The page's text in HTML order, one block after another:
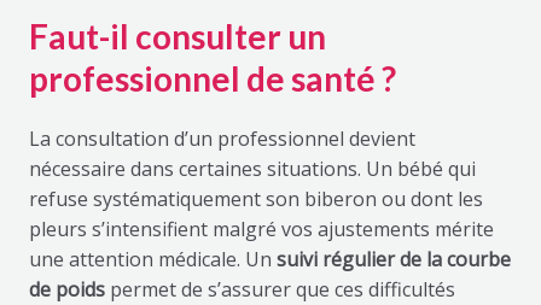
Faut-il consulter un
professionnel de santé ?
La consultation d’un professionnel devient
nécessaire dans certaines situations. Un bébé qui
refuse systématiquement son biberon ou dont les
pleurs s’intensifient malgré vos ajustements mérite
une attention médicale. Un suivi régulier de la courbe
de poidspermet de s’assurer que ces difficultés